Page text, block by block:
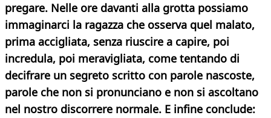
pregare. Nelle ore davanti alla grotta possiamo
immaginarci la ragazza che osserva quel malato,
prima accigliata, senza riuscire a capire, poi
incredula, poi meravigliata, come tentando di
decifrare un segreto scritto con parole nascoste,
parole che non si pronunciano e non si ascoltano
nel nostro discorrere normale. E infine conclude: